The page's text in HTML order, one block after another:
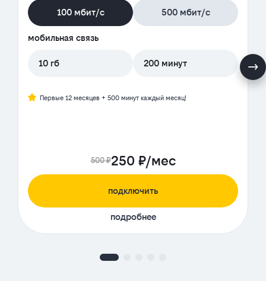
100 мбит/с 500 мбит/с
мобильная связь
10 гб 200 минут
Первые 12 месяцев + 500 минут каждый месяц!
500 ₽250 ₽/мес
подключить
подробнее